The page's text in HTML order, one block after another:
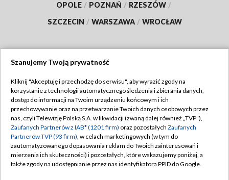
OPOLE / POZNAŃ / RZESZÓW /
SZCZECIN / WARSZAWA / WROCŁAW
TVP
Abonament TVP
Emisja w TVP
Centrum informacji TVP
Naziemna Telewizja Cyfrowa
Regulamin TVP
Polityka prywatności
Moje zgody
Pomoc
Szanujemy Twoją prywatność
Kliknij "Akceptuję i przechodzę do serwisu", aby wyrazić zgody na
korzystanie z technologii automatycznego śledzenia i zbierania danych,
dostęp do informacji na Twoim urządzeniu końcowym i ich
przechowywanie oraz na przetwarzanie Twoich danych osobowych przez
nas, czyli Telewizję Polską S.A. w likwidacji (zwaną dalej również „TVP”),
Zaufanych Partnerów z IAB* (1201 firm) oraz pozostałych Zaufanych
Partnerów TVP (93 firm), w celach marketingowych (w tym do
zautomatyzowanego dopasowania reklam do Twoich zainteresowań i
mierzenia ich skuteczności) i pozostałych, które wskazujemy poniżej, a
także zgody na udostępnianie przez nas identyfikatora PPID do Google.